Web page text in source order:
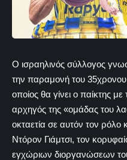
Ο ισραηλινός σύλλογος
την παραμονή του
οποίος θα γίνει ο παίκτης
αρχηγός της «ομάδας του
οκταετία σε αυτόν τον ρόλο
Ντόρον Γιάμτσι, τον
εγχώριων διοργανώσεων